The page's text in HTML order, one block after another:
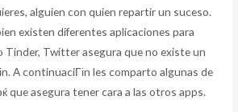
alguien con quien repartir un suceso.
existen diferentes aplicaciones para
Tinder, Twitter asegura que no existe un
A continuaciГіn les comparto algunas de
que asegura tener cara a las otros apps.